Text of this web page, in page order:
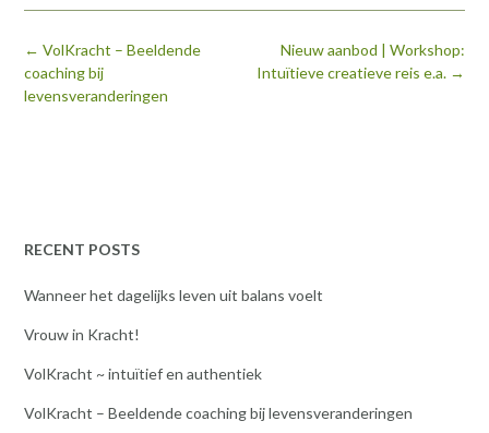
Bericht
navigatie
Nieuw aanbod | Workshop:
Intuïtieve creatieve reis e.a. →
← VolKracht – Beeldende
coaching bij
levensveranderingen
RECENT POSTS
Wanneer het dagelijks leven uit balans voelt
Vrouw in Kracht!
VolKracht ~ intuïtief en authentiek
VolKracht – Beeldende coaching bij levensveranderingen